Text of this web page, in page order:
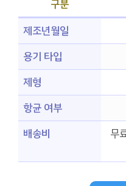
구분
제조년월일
용기 타입
제형
항균 여부
배송비
무